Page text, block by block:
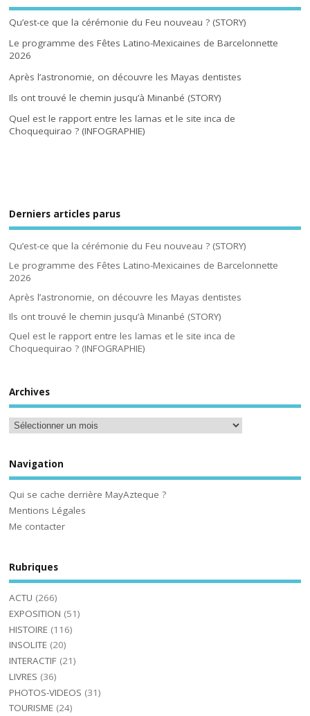
Qu’est-ce que la cérémonie du Feu nouveau ? (STORY)
Le programme des Fêtes Latino-Mexicaines de Barcelonnette
2026
Après l’astronomie, on découvre les Mayas dentistes
Ils ont trouvé le chemin jusqu’à Minanbé (STORY)
Quel est le rapport entre les lamas et le site inca de
Choquequirao ? (INFOGRAPHIE)
Derniers articles parus
Qu’est-ce que la cérémonie du Feu nouveau ? (STORY)
Le programme des Fêtes Latino-Mexicaines de Barcelonnette
2026
Après l’astronomie, on découvre les Mayas dentistes
Ils ont trouvé le chemin jusqu’à Minanbé (STORY)
Quel est le rapport entre les lamas et le site inca de
Choquequirao ? (INFOGRAPHIE)
Archives
Navigation
Qui se cache derrière MayAzteque ?
Mentions Légales
Me contacter
Rubriques
ACTU (266)
EXPOSITION (51)
HISTOIRE (116)
INSOLITE (20)
INTERACTIF (21)
LIVRES (36)
PHOTOS-VIDEOS (31)
TOURISME (24)